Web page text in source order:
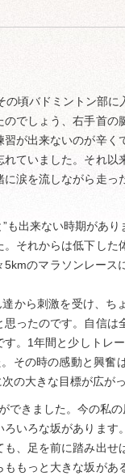
の頃バドミントン部
でしょう、右手首
が出来ないのが辛く
ていました。それ以
涙を流しながら走っ
出来ない時期があり
それからは低下し
のマラソンレース
から刺激を受け、ち
ったのです。自信は
。1年間と少しトレ
その時の感動と興奮
の大きな目標が広がっ
きました。今の私
いろな坂がありま
、足を前に踏み出
もっと大きな坂があ